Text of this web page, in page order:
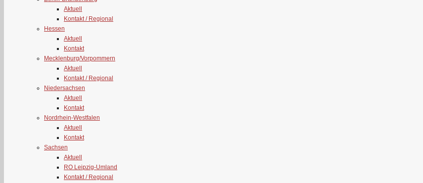
Aktuell
Kontakt / Regional
Hessen
Aktuell
Kontakt
Mecklenburg/Vorpommern
Aktuell
Kontakt / Regional
Niedersachsen
Aktuell
Kontakt
Nordrhein-Westfalen
Aktuell
Kontakt
Sachsen
Aktuell
RO Leipzig-Umland
Kontakt / Regional